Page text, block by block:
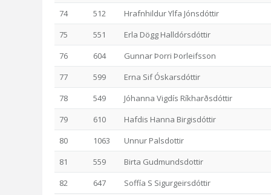
74
512
Hrafnhildur Ylfa Jónsdóttir
75
551
Erla Dögg Halldórsdóttir
76
604
Gunnar Þorri Þorleifsson
77
599
Erna Sif Óskarsdóttir
78
549
Jóhanna Vigdís Ríkharðsdóttir
79
610
Hafdis Hanna Birgisdóttir
80
1063
Unnur Palsdottir
81
559
Birta Gudmundsdottir
82
647
Soffía S Sigurgeirsdóttir